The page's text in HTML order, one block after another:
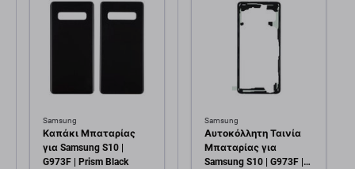
Samsung
Καπάκι Μπαταρίας
για Samsung S10 |
G973F | Prism Black
Samsung
Αυτοκόλλητη Ταινία
Μπαταρίας για
Samsung S10 | G973F |